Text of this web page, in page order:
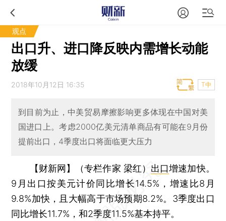
观点
出口升、进口降反映内需增长动能
放缓
2018年10月12日 16:35 T中
到目前为止，中美贸易摩擦影响更多体现在中国对美
国进口上。考虑2000亿美元清单商品有可能在9月份
提前出口，4季度出口将面临更大压力
【财新网】（专栏作家 梁红） 出口增速加快。
9月出口按美元计价同比增长14.5%，增速比8月
9.8%加快，且大幅高于市场预期8.2%。3季度出口
同比增长11.7%，和2季度11.5%基本持平。